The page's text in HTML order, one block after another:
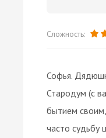
Сложность:
Софья.
Стародум (с
бытием
часто судьбу